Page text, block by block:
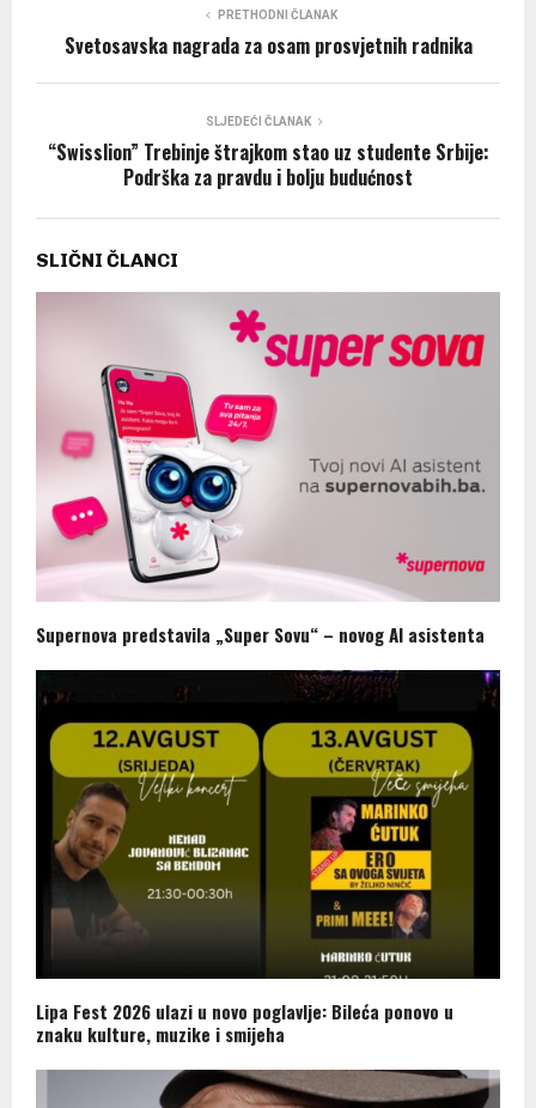
PRETHODNI ČLANAK
Svetosavska nagrada za osam prosvjetnih radnika
SLJEDEĆI ČLANAK
“Swisslion” Trebinje štrajkom stao uz studente Srbije:
Podrška za pravdu i bolju budućnost
SLIČNI ČLANCI
Supernova predstavila „Super Sovu“ – novog AI asistenta
Lipa Fest 2026 ulazi u novo poglavlje: Bileća ponovo u
znaku kulture, muzike i smijeha